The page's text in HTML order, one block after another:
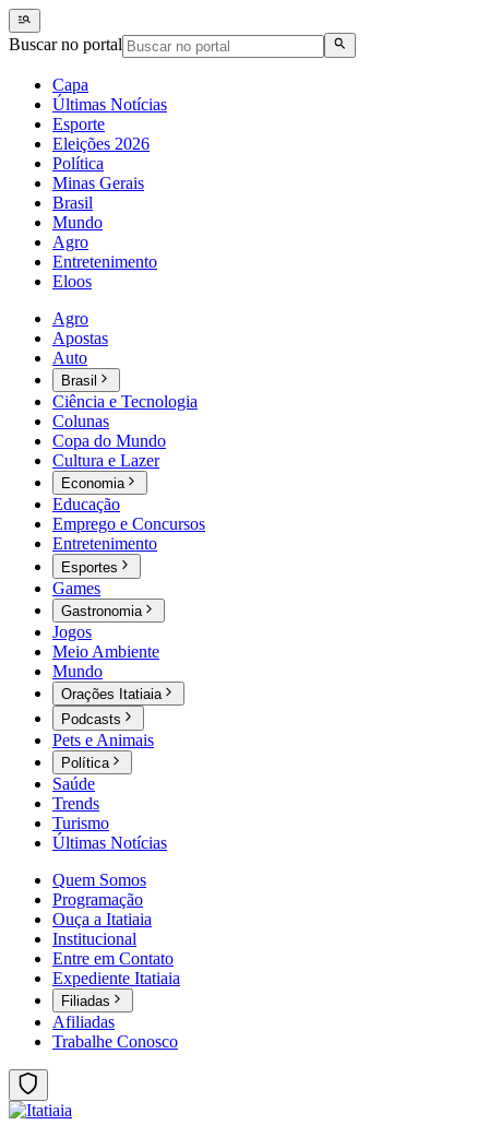
Buscar no portal
Capa
Últimas Notícias
Esporte
Eleições 2026
Política
Minas Gerais
Brasil
Mundo
Agro
Entretenimento
Eloos
Agro
Apostas
Auto
Brasil
Ciência e Tecnologia
Colunas
Copa do Mundo
Cultura e Lazer
Economia
Educação
Emprego e Concursos
Entretenimento
Esportes
Games
Gastronomia
Jogos
Meio Ambiente
Mundo
Orações Itatiaia
Podcasts
Pets e Animais
Política
Saúde
Trends
Turismo
Últimas Notícias
Quem Somos
Programação
Ouça a Itatiaia
Institucional
Entre em Contato
Expediente Itatiaia
Filiadas
Afiliadas
Trabalhe Conosco